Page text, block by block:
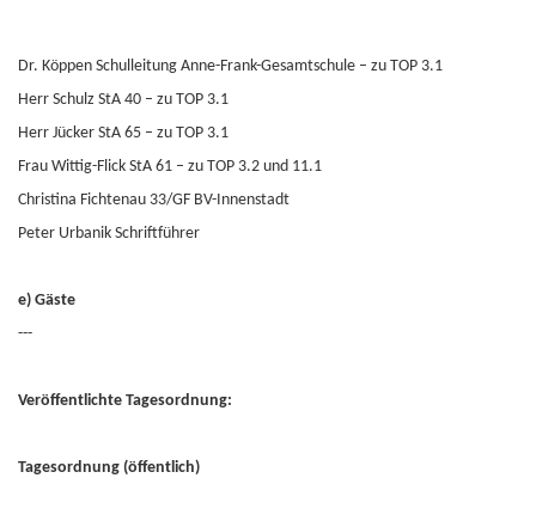
Dr. Köppen Schulleitung Anne-Frank-Gesamtschule – zu TOP 3.1
Herr Schulz StA 40 – zu TOP 3.1
Herr Jücker StA 65 – zu TOP 3.1
Frau Wittig-Flick StA 61 – zu TOP 3.2 und 11.1
Christina Fichtenau 33/GF BV-Innenstadt
Peter Urbanik Schriftführer
e) Gäste
---
Veröffentlichte Tagesordnung:
Tagesordnung (öffentlich)